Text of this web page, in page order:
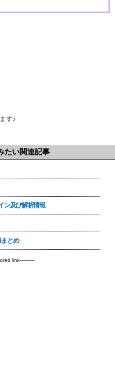
す♪
たい関連記事
ン及び解析情報
とめ
link----------